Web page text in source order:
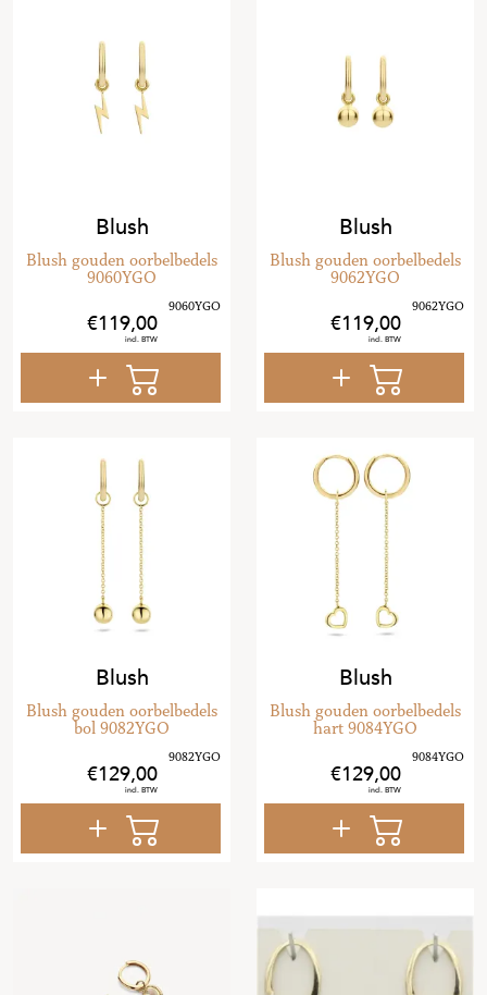
Blush
Blush gouden oorbelbedels
9060YGO
119,00
Blush
Blush gouden oorbelbedels
9062YGO
119,00
Blush
Blush gouden oorbelbedels
bol 9082YGO
129,00
Blush
Blush gouden oorbelbedels
hart 9084YGO
129,00